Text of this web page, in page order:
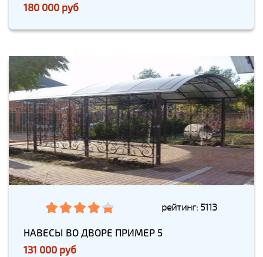
180 000 руб
рейтинг: 5113
НАВЕСЫ ВО ДВОРЕ ПРИМЕР 5
131 000 руб